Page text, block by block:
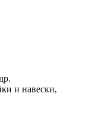
и навески,